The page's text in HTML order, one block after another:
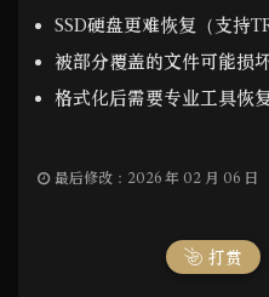
SSD硬盘更难恢复（支持
被部分覆盖的文件可能损
格式化后需要专业工具恢
最后修改：2026 年 02 月 06 日
打赏